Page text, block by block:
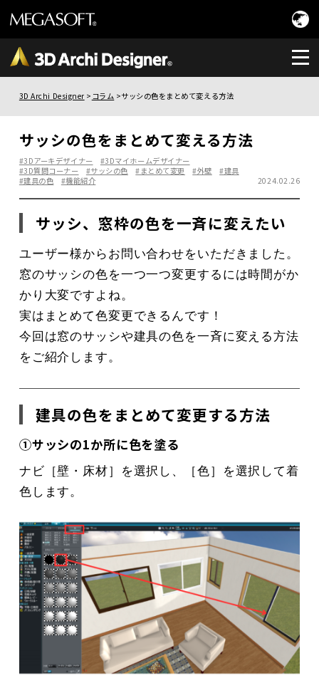
3D Archi Designer コラム サッシの色をまとめて変える方法
サッシの色をまとめて変える方法
#3Dアーキデザイナー
#3Dマイホームデザイナー
#3D質問コーナー
#サッシの色 #まとめて変更 #外壁
#建具
#建具の色
#機能紹介 2024.02.26
サッシ、窓枠の色を一斉に変えたい
ユーザー様からお問い合わせをいただきました。
窓のサッシの色を一つ一つ変更するには時間がか
かり大変ですよね。
実はまとめて色変更できるんです！
今回は窓のサッシや建具の色を一斉に変える方法
をご紹介します。
建具の色をまとめて変更する方法
①サッシの1か所に色を塗る
ナビ［壁・床材］を選択し、［色］を選択して着
色します。